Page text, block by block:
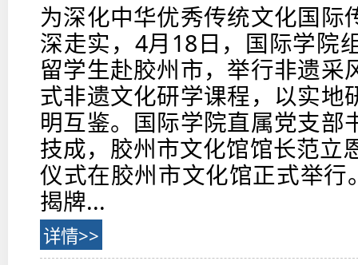
为深化中华优秀传统文化国
深走实，4月18日，国际学院
留学生赴胶州市，举行非遗
式非遗文化研学课程，以实地
明互鉴。国际学院直属党支
技成，胶州市文化馆馆长范立
仪式在胶州市文化馆正式举行
揭牌...
详情>>